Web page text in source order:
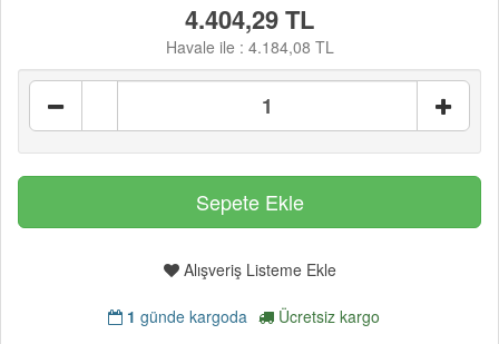
4.404,29 TL
Havale ile : 4.184,08 TL
Alışveriş Listeme Ekle
1 günde kargoda Ücretsiz kargo